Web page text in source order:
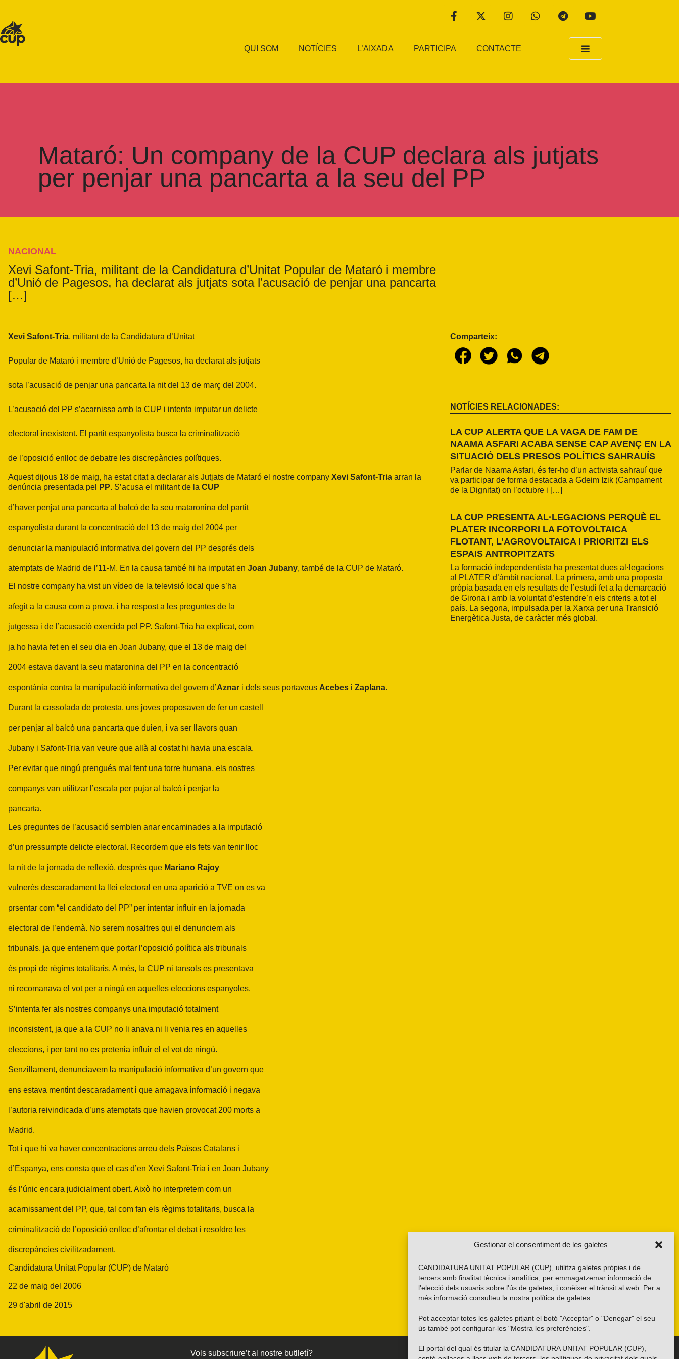
Gestionar el consentiment de les galetes
CANDIDATURA UNITAT POPULAR (CUP), utilitza galetes pròpies i de
tercers amb finalitat tècnica i analítica, per emmagatzemar informació de
l'elecció dels usuaris sobre l'ús de galetes, i conèixer el trànsit al web. Per a
més informació consulteu la nostra política de galetes
Pot acceptar totes les galetes pitjant el botó "Acceptar" o "Denegar" el seu
ús també pot configurar-les "Mostra les preferències".
El portal del qual és titular la CANDIDATURA UNITAT POPULAR (CUP),
QUI SOM NOTÍCIES L’AIXADA PARTICIPA CONTACTE
Mataró: Un company de la CUP declara als jutjats
per penjar una pancarta a la seu del PP
NACIONAL
Xevi Safont-Tria, militant de la Candidatura d’Unitat Popular de Mataró i membre
d’Unió de Pagesos, ha declarat als jutjats sota l’acusació de penjar una pancarta
[…]
Xevi Safont-Tria, militant de la Candidatura d’Unitat
Popular de Mataró i membre d’Unió de Pagesos, ha declarat als jutjats
sota l’acusació de penjar una pancarta la nit del 13 de març del 2004.
L’acusació del PP s’acarnissa amb la CUP i intenta imputar un delicte
electoral inexistent. El partit espanyolista busca la criminalització
de l’oposició enlloc de debatre les discrepàncies polítiques.
Aquest dijous 18 de maig, ha estat citat a declarar als Jutjats de Mataró el nostre company Xevi Safont-Tria arran la
denúncia presentada pel
PP. S’acusa el militant de la CUP
d’haver penjat una pancarta al balcó de la seu mataronina del partit
espanyolista durant la concentració del 13 de maig del 2004 per
denunciar la manipulació informativa del govern del PP després dels
atemptats de Madrid de l’11-M. En la causa també hi ha imputat en Joan Jubany, també de la CUP de Mataró.
El nostre company ha vist un vídeo de la televisió local que s’ha
afegit a la causa com a prova, i ha respost a les preguntes de la
jutgessa i de l’acusació exercida pel PP. Safont-Tria ha explicat, com
ja ho havia fet en el seu dia en Joan Jubany, que el 13 de maig del
2004 estava davant la seu mataronina del PP en la concentració
espontània contra la manipulació informativa del govern d’Aznar i dels seus portaveus Acebes i Zaplana.
Durant la cassolada de protesta, uns joves proposaven de fer un castell
per penjar al balcó una pancarta que duien, i va ser llavors quan
Jubany i Safont-Tria van veure que allà al costat hi havia una escala.
Per evitar que ningú prengués mal fent una torre humana, els nostres
companys van utilitzar l’escala per pujar al balcó i penjar la
pancarta.
Les preguntes de l’acusació semblen anar encaminades a la imputació
d’un pressumpte delicte electoral. Recordem que els fets van tenir lloc
la nit de la jornada de reflexió, després que Mariano Rajoy
vulnerés descaradament la llei electoral en una aparició a TVE on es va
prsentar com “el candidato del PP” per intentar influir en la jornada
electoral de l’endemà. No serem nosaltres qui el denunciem als
tribunals, ja que entenem que portar l’oposició política als tribunals
és propi de règims totalitaris. A més, la CUP ni tansols es presentava
ni recomanava el vot per a ningú en aquelles eleccions espanyoles.
S’intenta fer als nostres companys una imputació totalment
inconsistent, ja que a la CUP no li anava ni li venia res en aquelles
eleccions, i per tant no es pretenia influir el el vot de ningú.
Senzillament, denunciavem la manipulació informativa d’un govern que
ens estava mentint descaradament i que amagava informació i negava
l’autoria reivindicada d’uns atemptats que havien provocat 200 morts a
Madrid.
Tot i que hi va haver concentracions arreu dels Països Catalans i
d’Espanya, ens consta que el cas d’en Xevi Safont-Tria i en Joan Jubany
és l’únic encara judicialment obert. Això ho interpretem com un
acarnissament del PP, que, tal com fan els règims totalitaris, busca la
criminalització de l’oposició enlloc d’afrontar el debat i resoldre les
discrepàncies civilitzadament.
Candidatura Unitat Popular (CUP) de Mataró
22 de maig del 2006
29 d'abril de 2015
Comparteix:
NOTÍCIES RELACIONADES:
LA CUP ALERTA QUE LA VAGA DE FAM DE
NAAMA ASFARI ACABA SENSE CAP AVENÇ EN LA
SITUACIÓ DELS PRESOS POLÍTICS SAHRAUÍS
Parlar de Naama Asfari, és fer-ho d’un activista sahrauí que
va participar de forma destacada a Gdeim Izik (Campament
de la Dignitat) on l’octubre i […]
LA CUP PRESENTA AL·LEGACIONS PERQUÈ EL
PLATER INCORPORI LA FOTOVOLTAICA
FLOTANT, L’AGROVOLTAICA I PRIORITZI ELS
ESPAIS ANTROPITZATS
La formació independentista ha presentat dues al·legacions
al PLATER d’àmbit nacional. La primera, amb una proposta
pròpia basada en els resultats de l’estudi fet a la demarcació
de Girona i amb la voluntat d’estendre’n els criteris a tot el
país. La segona, impulsada per la Xarxa per una Transició
Energètica Justa, de caràcter més global.
Vols subscriure’t al nostre butlletí? Troba’ns a les xarxes socials